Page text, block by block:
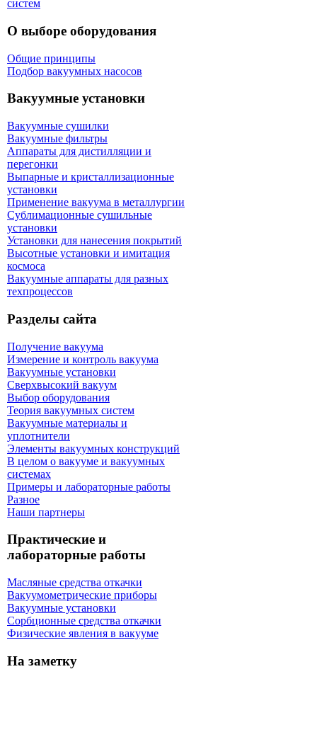
систем
О выборе оборудования
Общие принципы
Подбор вакуумных насосов
Вакуумные установки
Вакуумные сушилки
Вакуумные фильтры
Аппараты для дистилляции и
перегонки
Выпарные и кристаллизационные
установки
Применение вакуума в металлургии
Сублимационные сушильные
установки
Установки для нанесения покрытий
Высотные установки и имитация
космоса
Вакуумные аппараты для разных
техпроцессов
Разделы сайта
Получение вакуума
Измерение и контроль вакуума
Вакуумные установки
Сверхвысокий вакуум
Выбор оборудования
Теория вакуумных систем
Вакуумные материалы и
уплотнители
Элементы вакуумных конструкций
В целом о вакууме и вакуумных
системах
Примеры и лабораторные работы
Разное
Наши партнеры
Практические и
лабораторные работы
Масляные средства откачки
Вакуумометрические приборы
Вакуумные установки
Сорбционные средства откачки
Физические явления в вакууме
На заметку